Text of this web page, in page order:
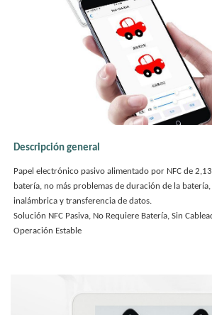
Descripción general
Papel electrónico pasivo alimentado por NFC de
batería, no más problemas de duración de la
inalámbrica y transferencia de datos.
Solución NFC Pasiva, No Requiere Batería, Sin
Operación Estable